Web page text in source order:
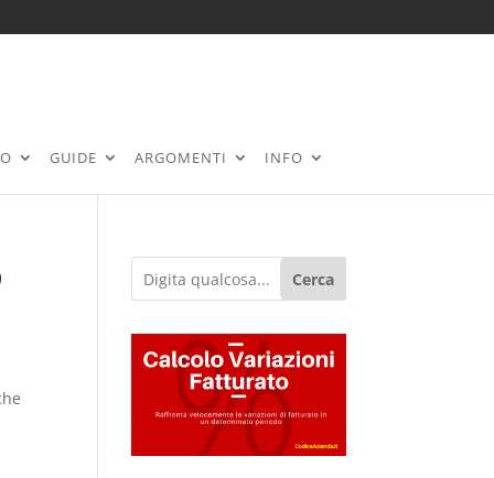
GUIDE ARGOMENTI INFO
Cerca